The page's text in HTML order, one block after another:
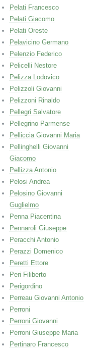
Pelati Francesco
Pelati Giacomo
Pelati Oreste
Pelavicino Germano
Pelenzio Federico
Pelicelli Nestore
Pelizza Lodovico
Pelizzoli Giovanni
Pelizzoni Rinaldo
Pellegri Salvatore
Pellegrino Parmense
Pelliccia Giovanni Maria
Pellinghelli Giovanni
Giacomo
Pellizza Antonio
Pelosi Andrea
Pelosino Giovanni
Guglielmo
Penna Piacentina
Pennaroli Giuseppe
Peracchi Antonio
Perazzi Domenico
Peretti Ettore
Peri Filiberto
Perigordino
Perreau Giovanni Antonio
Perroni
Perroni Giovanni
Perroni Giuseppe Maria
Pertinaro Francesco